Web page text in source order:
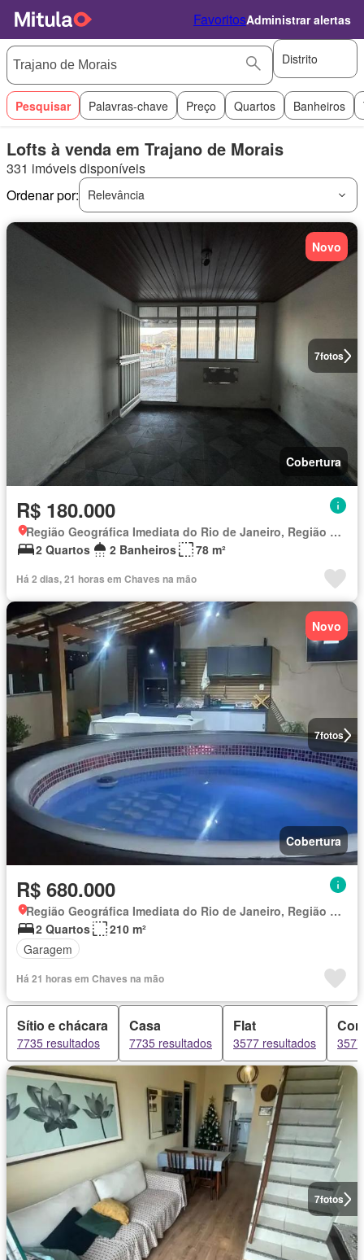
FavoritosAdministrar alertas
Distrito
Pesquisar Palavras-chave Preço Quartos Banheiros
Lofts à venda em Trajano de Morais
331 imóveis disponíveis
Ordenar por:
Relevância
7fotos
Novo
Cobertura
R$ 180.000
Região Geográfica Imediata do Rio de Janeiro, Região Metropolitana do Rio de Janeiro
2 Quartos
2 Banheiros 78 m²
Há 2 dias, 21 horas em Chaves na mão
7fotos
Novo
Cobertura
R$ 680.000
Região Geográfica Imediata do Rio de Janeiro, Região Metropolitana do Rio de Janeiro
2 Quartos
210 m²
Garagem
Há 21 horas em Chaves na mão
Sítio e chácara
7735 resultados
Casa
7735 resultados
Flat
3577 resultados
7fotos